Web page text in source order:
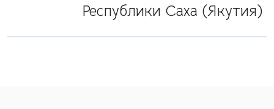
Республики Саха (Якутия)